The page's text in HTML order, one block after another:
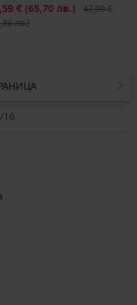
€ (65,70 лв.)
47,99 €
лв.)
16